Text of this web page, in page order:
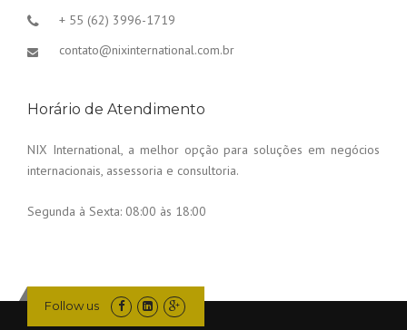
+ 55 (62) 3996-1719
contato@nixinternational.com.br
Horário de Atendimento
NIX International, a melhor opção para soluções em negócios
internacionais, assessoria e consultoria.
Segunda à Sexta: 08:00 às 18:00
Follow us